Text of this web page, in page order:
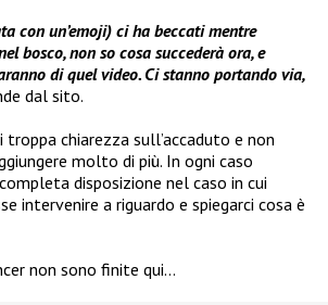
con un’emoji) ci ha beccati mentre
bosco, non so cosa succederà ora, e
di quel video. Ci stanno portando via,
dal sito.
chiarezza sull’accaduto e non
molto di più. In ogni caso
disposizione nel caso in cui
intervenire a riguardo e spiegarci cosa è
non sono finite qui…